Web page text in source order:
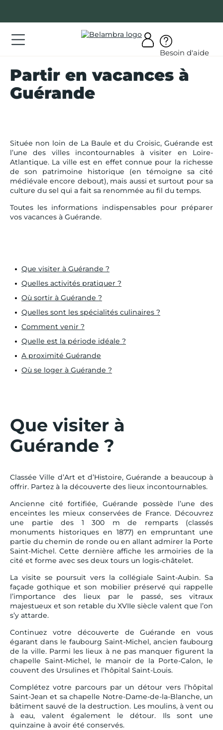
contenu
Besoin d'aide
Partir en vacances à
Guérande
Située non loin de La Baule et du Croisic, Guérande est
l’une des villes incontournables à visiter en Loire-
Atlantique. La ville est en effet connue pour la richesse
de son patrimoine historique (en témoigne sa cité
médiévale encore debout), mais aussi et surtout pour sa
culture du sel qui a fait sa renommée au fil du temps.
Toutes les informations indispensables pour préparer
vos vacances à Guérande.
Que visiter à Guérande ?
Quelles activités pratiquer ?
Où sortir à Guérande ?
Quelles sont les spécialités culinaires ?
Comment venir ?
Quelle est la période idéale ?
A proximité Guérande
Où se loger à Guérande ?
Que visiter à
Guérande ?
Classée Ville d’Art et d’Histoire, Guérande a beaucoup à
offrir. Partez à la découverte des lieux incontournables.
Ancienne cité fortifiée, Guérande possède l’une des
enceintes les mieux conservées de France. Découvrez
une partie des 1 300 m de remparts (classés
monuments historiques en 1877) en empruntant une
partie du chemin de ronde ou en allant admirer la Porte
Saint-Michel. Cette dernière affiche les armoiries de la
cité et forme avec ses deux tours un logis-châtelet.
La visite se poursuit vers la collégiale Saint-Aubin. Sa
façade gothique et son mobilier préservé qui rappelle
l’importance des lieux par le passé, ses vitraux
majestueux et son retable du XVIIe siècle valent que l’on
s’y attarde.
Continuez votre découverte de Guérande en vous
égarant dans le faubourg Saint-Michel, ancien faubourg
de la ville. Parmi les lieux à ne pas manquer figurent la
chapelle Saint-Michel, le manoir de la Porte-Calon, le
couvent des Ursulines et l’hôpital Saint-Louis.
Complétez votre parcours par un détour vers l’hôpital
Saint-Jean et sa chapelle Notre-Dame-de-la-Blanche, un
bâtiment sauvé de la destruction. Les moulins, à vent ou
à eau, valent également le détour. Ils sont une
quinzaine à avoir été conservés.